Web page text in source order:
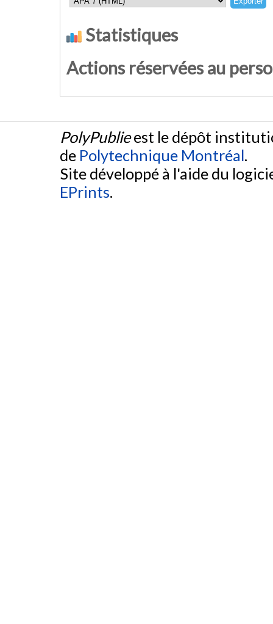
Statistiques
Actions réservées au
PolyPublieest le dépôt
de Polytechnique Montréal.
Site développé à l'aide du
EPrints.